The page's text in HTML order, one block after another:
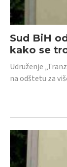
Sud BiH
kako se
Udruženje
na odštetu za